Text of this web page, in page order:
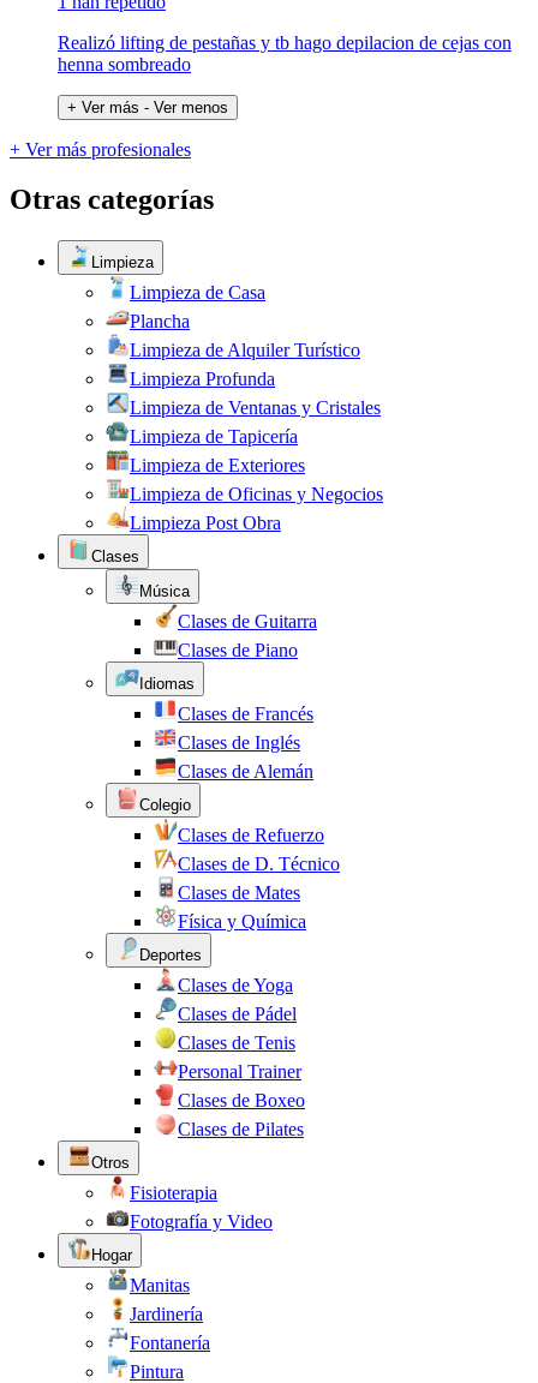
Realizó lifting de pestañas y tb hago depilacion de cejas con
henna sombreado
+ Ver más - Ver menos
+ Ver más profesionales
Otras categorías
Limpieza
Limpieza de Casa
Plancha
Limpieza de Alquiler Turístico
Limpieza Profunda
Limpieza de Ventanas y Cristales
Limpieza de Tapicería
Limpieza de Exteriores
Limpieza de Oficinas y Negocios
Limpieza Post Obra
Clases
Música
Clases de Guitarra
Clases de Piano
Idiomas
Clases de Francés
Clases de Inglés
Clases de Alemán
Colegio
Clases de Refuerzo
Clases de D. Técnico
Clases de Mates
Física y Química
Deportes
Clases de Yoga
Clases de Pádel
Clases de Tenis
Personal Trainer
Clases de Boxeo
Clases de Pilates
Otros
Fisioterapia
Fotografía y Video
Hogar
Manitas
Jardinería
Fontanería
Pintura